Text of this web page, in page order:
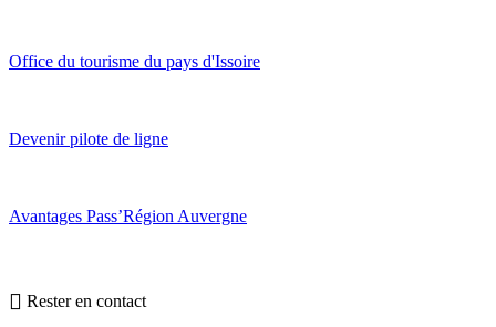
Office du tourisme du pays d'Issoire
Devenir pilote de ligne
Avantages Pass’Région Auvergne
Rester en contact